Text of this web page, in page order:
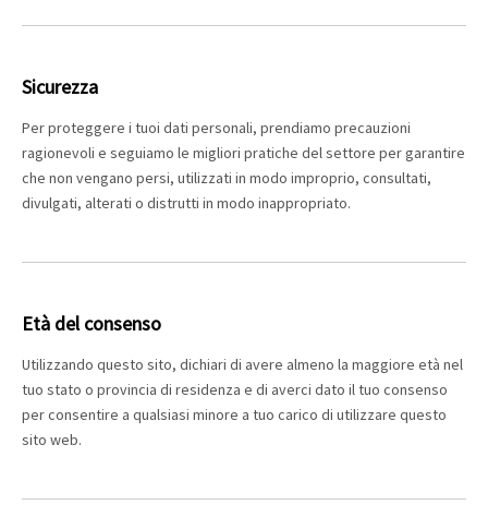
Sicurezza
Per proteggere i tuoi dati personali, prendiamo precauzioni
ragionevoli e seguiamo le migliori pratiche del settore per garantire
che non vengano persi, utilizzati in modo improprio, consultati,
divulgati, alterati o distrutti in modo inappropriato.
Età del consenso
Utilizzando questo sito, dichiari di avere almeno la maggiore età nel
tuo stato o provincia di residenza e di averci dato il tuo consenso
per consentire a qualsiasi minore a tuo carico di utilizzare questo
sito web.